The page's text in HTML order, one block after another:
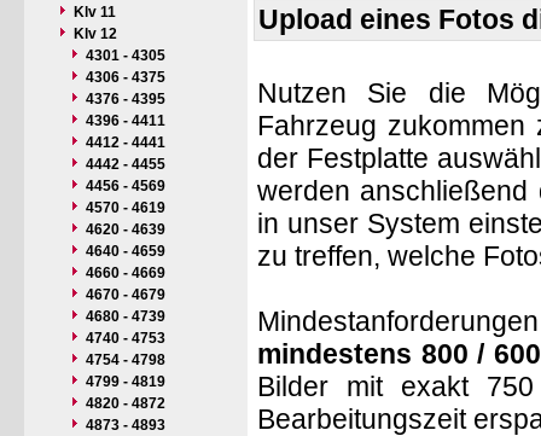
Klv 11
Klv 12
4301 - 4305
4306 - 4375
4376 - 4395
4396 - 4411
4412 - 4441
4442 - 4455
4456 - 4569
4570 - 4619
4620 - 4639
4640 - 4659
4660 - 4669
4670 - 4679
4680 - 4739
4740 - 4753
4754 - 4798
4799 - 4819
4820 - 4872
4873 - 4893
Upload eines Fotos
Nutzen Sie die
Fahrzeug
der Festplatte
werden anschließend
in unser System
zu treffen, welche
mindestens 800 /
Bilder mit exakt
Bearbeitungszeit